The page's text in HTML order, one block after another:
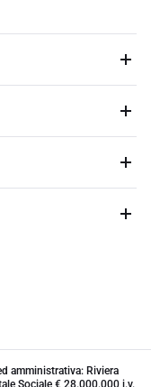
amministrativa: Riviera
Sociale € 28.000.000 i.v.